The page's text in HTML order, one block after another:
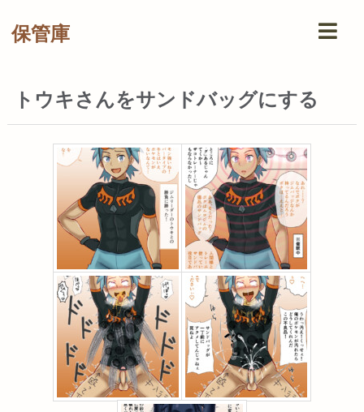
保管庫
トウキさんをサンドバッグにする